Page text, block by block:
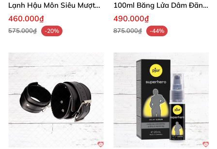
Lạnh Hậu Môn Siêu Mượt
❄️Thăng Hoa
460.000₫
575.000₫ -20%
100ml Băng Lửa Dâm Đãng
Đỉnh
490.000₫
875.000₫ -44%